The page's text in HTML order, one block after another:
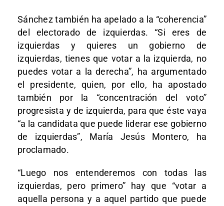
Sánchez también ha apelado a la “coherencia”
del electorado de izquierdas. “Si eres de
izquierdas y quieres un gobierno de
izquierdas, tienes que votar a la izquierda, no
puedes votar a la derecha”, ha argumentado
el presidente, quien, por ello, ha apostado
también por la “concentración del voto”
progresista y de izquierda, para que éste vaya
“a la candidata que puede liderar ese gobierno
de izquierdas”, María Jesús Montero, ha
proclamado.
“Luego nos entenderemos con todas las
izquierdas, pero primero” hay que “votar a
aquella persona y a aquel partido que puede